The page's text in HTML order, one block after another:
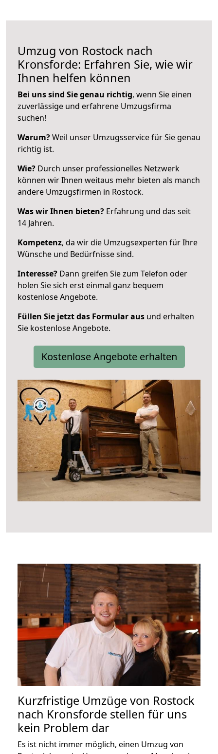
Umzug von Rostock nach
Kronsforde: Erfahren Sie, wie wir
Ihnen helfen können
Bei uns sind Sie genau richtig, wenn Sie einen
zuverlässige und erfahrene Umzugsfirma
suchen!
Warum?Weil unser Umzugsservice für Sie genau
richtig ist.
Wie? Durch unser professionelles Netzwerk
können wir Ihnen weitaus mehr bieten als manch
andere Umzugsfirmen in Rostock.
Was wir Ihnen bieten? Erfahrung und das seit
14 Jahren.
Kompetenz, da wir die Umzugsexperten für Ihre
Wünsche und Bedürfnisse sind.
Interesse? Dann greifen Sie zum Telefon oder
holen Sie sich erst einmal ganz bequem
kostenlose Angebote.
Füllen Sie jetzt das Formular aus und erhalten
Sie kostenlose Angebote.
Kostenlose Angebote erhalten
Kurzfristige Umzüge von Rostock
nach Kronsforde stellen für uns
kein Problem dar
Es ist nicht immer möglich, einen Umzug von